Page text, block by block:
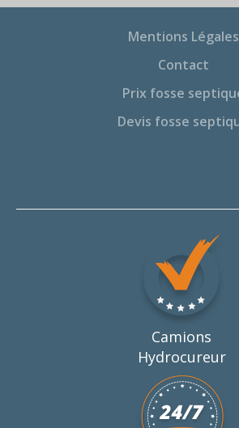
Mentions Légales
Contact
Prix fosse
Devis fosse
Camions
Hydrocureur